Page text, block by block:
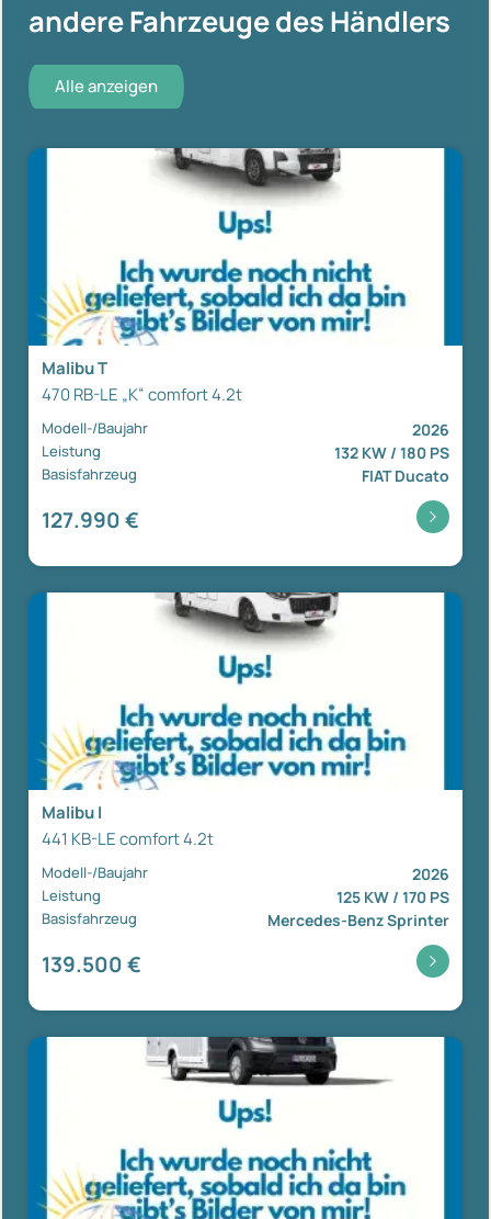
andere Fahrzeuge des Händlers
Alle anzeigen
Malibu T
470 RB-LE „K“ comfort 4.2t
Modell-/Baujahr 2026
Leistung 132 KW / 180 PS
Basisfahrzeug FIAT Ducato
127.990 €
Malibu I
441 KB-LE comfort 4.2t
Modell-/Baujahr 2026
Leistung 125 KW / 170 PS
Basisfahrzeug Mercedes-Benz Sprinter
139.500 €